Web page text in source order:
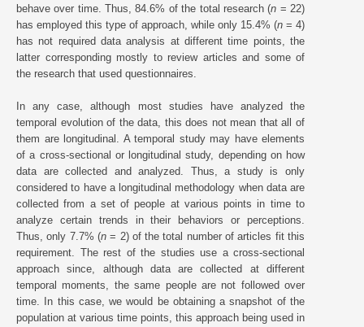
behave over time. Thus, 84.6% of the total research (n = 22)
has employed this type of approach, while only 15.4% (n = 4)
has not required data analysis at different time points, the
latter corresponding mostly to review articles and some of
the research that used questionnaires.
In any case, although most studies have analyzed the
temporal evolution of the data, this does not mean that all of
them are longitudinal. A temporal study may have elements
of a cross-sectional or longitudinal study, depending on how
data are collected and analyzed. Thus, a study is only
considered to have a longitudinal methodology when data are
collected from a set of people at various points in time to
analyze certain trends in their behaviors or perceptions.
Thus, only 7.7% (n= 2) of the total number of articles fit this
requirement. The rest of the studies use a cross-sectional
approach since, although data are collected at different
temporal moments, the same people are not followed over
time. In this case, we would be obtaining a snapshot of the
population at various time points, this approach being used in